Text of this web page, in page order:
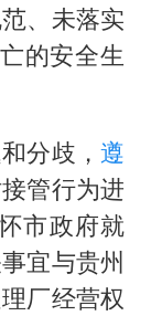
、未落实
的安全生
分歧，遵
管行为进
市政府就
宜与贵州
厂经营权